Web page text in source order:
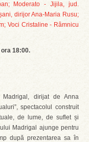
Moderato - Jijila, jud.
dirijor Ana-Maria Rusu;
Voci Cristaline - Râmnicu
18:00.
dirijat de Anna
spectacolul construit
de lume, de suflet și
Madrigal ajunge pentru
după prezentarea sa în